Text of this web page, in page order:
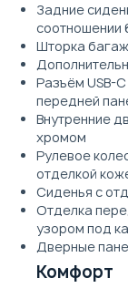
Задние
соотношении
Шторка
Разъём USB-
передней
Внутренние
хромом
Рулевое
отделкой
Сиденья с
Отделка
узором под
Дверные
Комфорт